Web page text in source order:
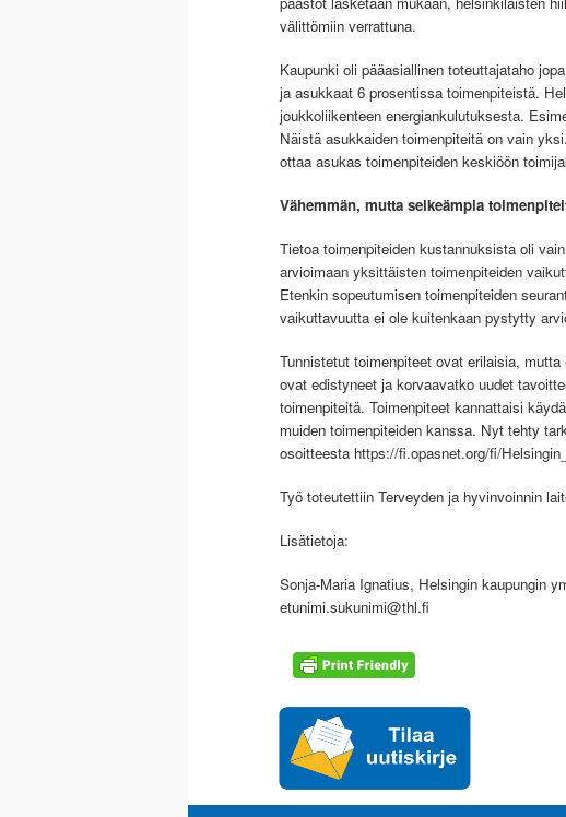
välittömiin verrattuna.
Kaupunki oli pääasiallinen toteuttajataho
ja asukkaat 6 prosentissa toimenpiteistä.
joukkoliikenteen energiankulutuksesta.
Näistä asukkaiden toimenpiteitä on vain
ottaa asukas toimenpiteiden keskiöön
Vähemmän, mutta selkeämpia
Tietoa toimenpiteiden kustannuksista oli
arvioimaan yksittäisten toimenpiteiden
Etenkin sopeutumisen toimenpiteiden
vaikuttavuutta ei ole kuitenkaan pystytty
Tunnistetut toimenpiteet ovat erilaisia,
ovat edistyneet ja korvaavatko uudet
toimenpiteitä. Toimenpiteet kannattaisi
muiden toimenpiteiden kanssa. Nyt tehty
osoitteesta https://fi.opasnet.org/fi/
Työ toteutettiin Terveyden ja hyvinvoinnin
Lisätietoja:
Sonja-Maria Ignatius, Helsingin kaupungin
etunimi.sukunimi@thl.fi